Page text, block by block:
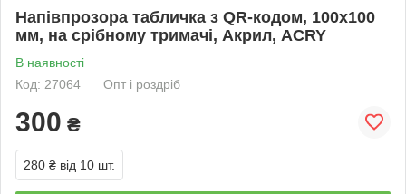
Напівпрозора табличка з QR-кодом, 100х100
мм, на срібному тримачі, Акрил, ACRY
В наявності
Код: 27064
Опт і роздріб
300 ₴
280 ₴ від 10 шт.